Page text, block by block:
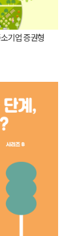
기업 증권형